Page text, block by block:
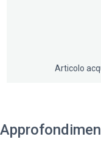
Articolo